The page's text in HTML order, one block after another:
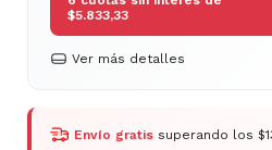
$5.833,33
Ver más detalles
Envío gratis superando los